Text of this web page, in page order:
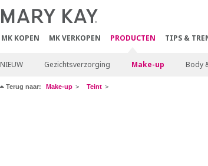
MK KOPEN MK VERKOPEN PRODUCTEN TIPS &
NIEUW Gezichtsverzorging Make-up Body
Terug naar: Make-up Teint